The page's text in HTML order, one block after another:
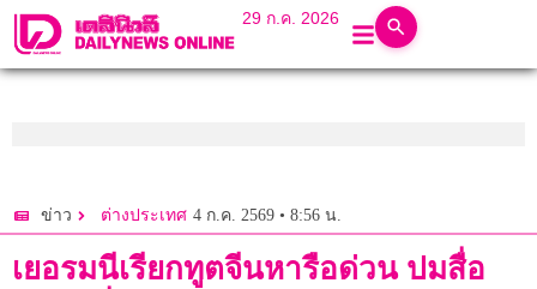
29 ก.ค. 2026
ข่าว ต่างประเทศ 4 ก.ค. 2569 • 8:56 น.
เยอรมนีเรียกทูตจีนหารือด่วน ปมสื่อ